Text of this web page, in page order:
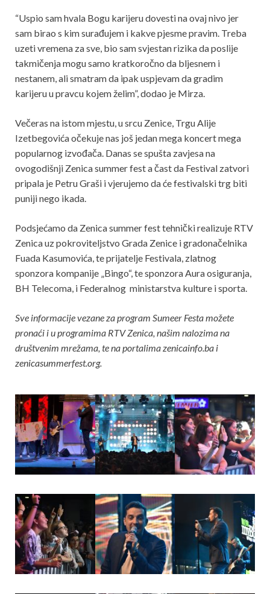
“Uspio sam hvala Bogu karijeru dovesti na ovaj nivo jer
sam birao s kim surađujem i kakve pjesme pravim. Treba
uzeti vremena za sve, bio sam svjestan rizika da poslije
takmičenja mogu samo kratkoročno da bljesnem i
nestanem, ali smatram da ipak uspjevam da gradim
karijeru u pravcu kojem želim”, dodao je Mirza.
Večeras na istom mjestu, u srcu Zenice, Trgu Alije
Izetbegovića očekuje nas još jedan mega koncert mega
popularnog izvođača. Danas se spušta zavjesa na
ovogodišnji Zenica summer fest a čast da Festival zatvori
pripala je Petru Graši i vjerujemo da će festivalski trg biti
puniji nego ikada.
Podsjećamo da Zenica summer fest tehnički realizuje RTV
Zenica uz pokroviteljstvo Grada Zenice i gradonačelnika
Fuada Kasumovića, te prijatelje Festivala, zlatnog
sponzora kompanije „Bingo“, te sponzora Aura osiguranja,
BH Telecoma, i Federalnog ministarstva kulture i sporta.
Sve informacije vezane za program Sumeer Festa možete
pronaći i u programima RTV Zenica, našim nalozima na
društvenim mrežama, te na portalima zenicainfo.ba i
zenicasummerfest.org.